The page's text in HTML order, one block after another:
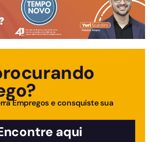
Empregos e consquiste sua
aqui